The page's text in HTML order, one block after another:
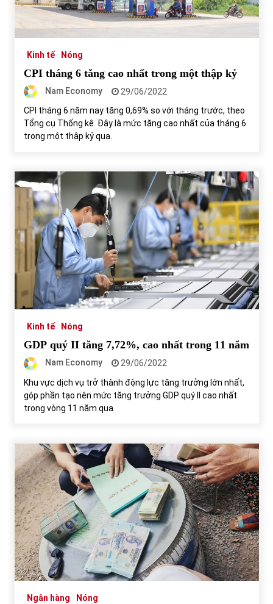
Kinh tế Nóng
CPI tháng 6 tăng cao nhất trong một thập kỷ
Nam Economy
29/06/2022
CPI tháng 6 năm nay tăng 0,69% so với tháng trước, theo
Tổng cụ Thống kê. Đây là mức tăng cao nhất của tháng 6
trong một thập kỷ qua.
Kinh tế Nóng
GDP quý II tăng 7,72%, cao nhất trong 11 năm
Nam Economy
29/06/2022
Khu vực dịch vụ trở thành động lực tăng trưởng lớn nhất,
góp phần tạo nên mức tăng trưởng GDP quý II cao nhất
trong vòng 11 năm qua
Ngân hàng Nóng